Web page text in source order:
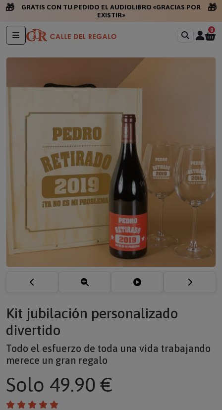
🎁
GRATIS CON TU PEDIDO EL AUDIOLIBRO «GRACIAS POR
EXISTIR»
🎁
0
Kit jubilación personalizado
divertido
Todo el esfuerzo de toda una vida trabajando
merece un gran regalo
Solo 49.90 €